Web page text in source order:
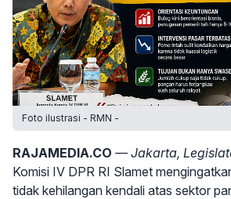
Foto ilustrasi - RMN -
RAJAMEDIA.CO — Jakarta,
Komisi IV DPR RI Slamet
tidak kehilangan kendali atas sektor